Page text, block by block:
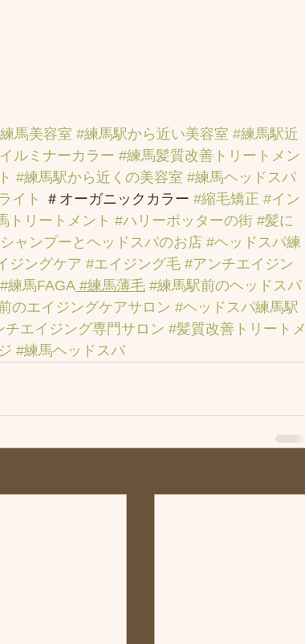
馬美容室 #練馬駅から近い美容室 #練馬駅近
ルミナーカラー #練馬髪質改善トリートメン
#練馬駅から近くの美容室 #練馬ヘッドスパ
イト ＃オーガニックカラー #縮毛矯正 #イン
トリートメント #ハリーポッターの街 #髪に
ャンプーとヘッドスパのお店 #ヘッドスパ練
ジングケア #エイジング毛 #アンチエイジン
#練馬FAGA #練馬薄毛 #練馬駅前のヘッドスパ
のエイジングケアサロン #ヘッドスパ練馬駅
チエイジング専門サロン #髪質改善トリートメ
#練馬ヘッドスパ